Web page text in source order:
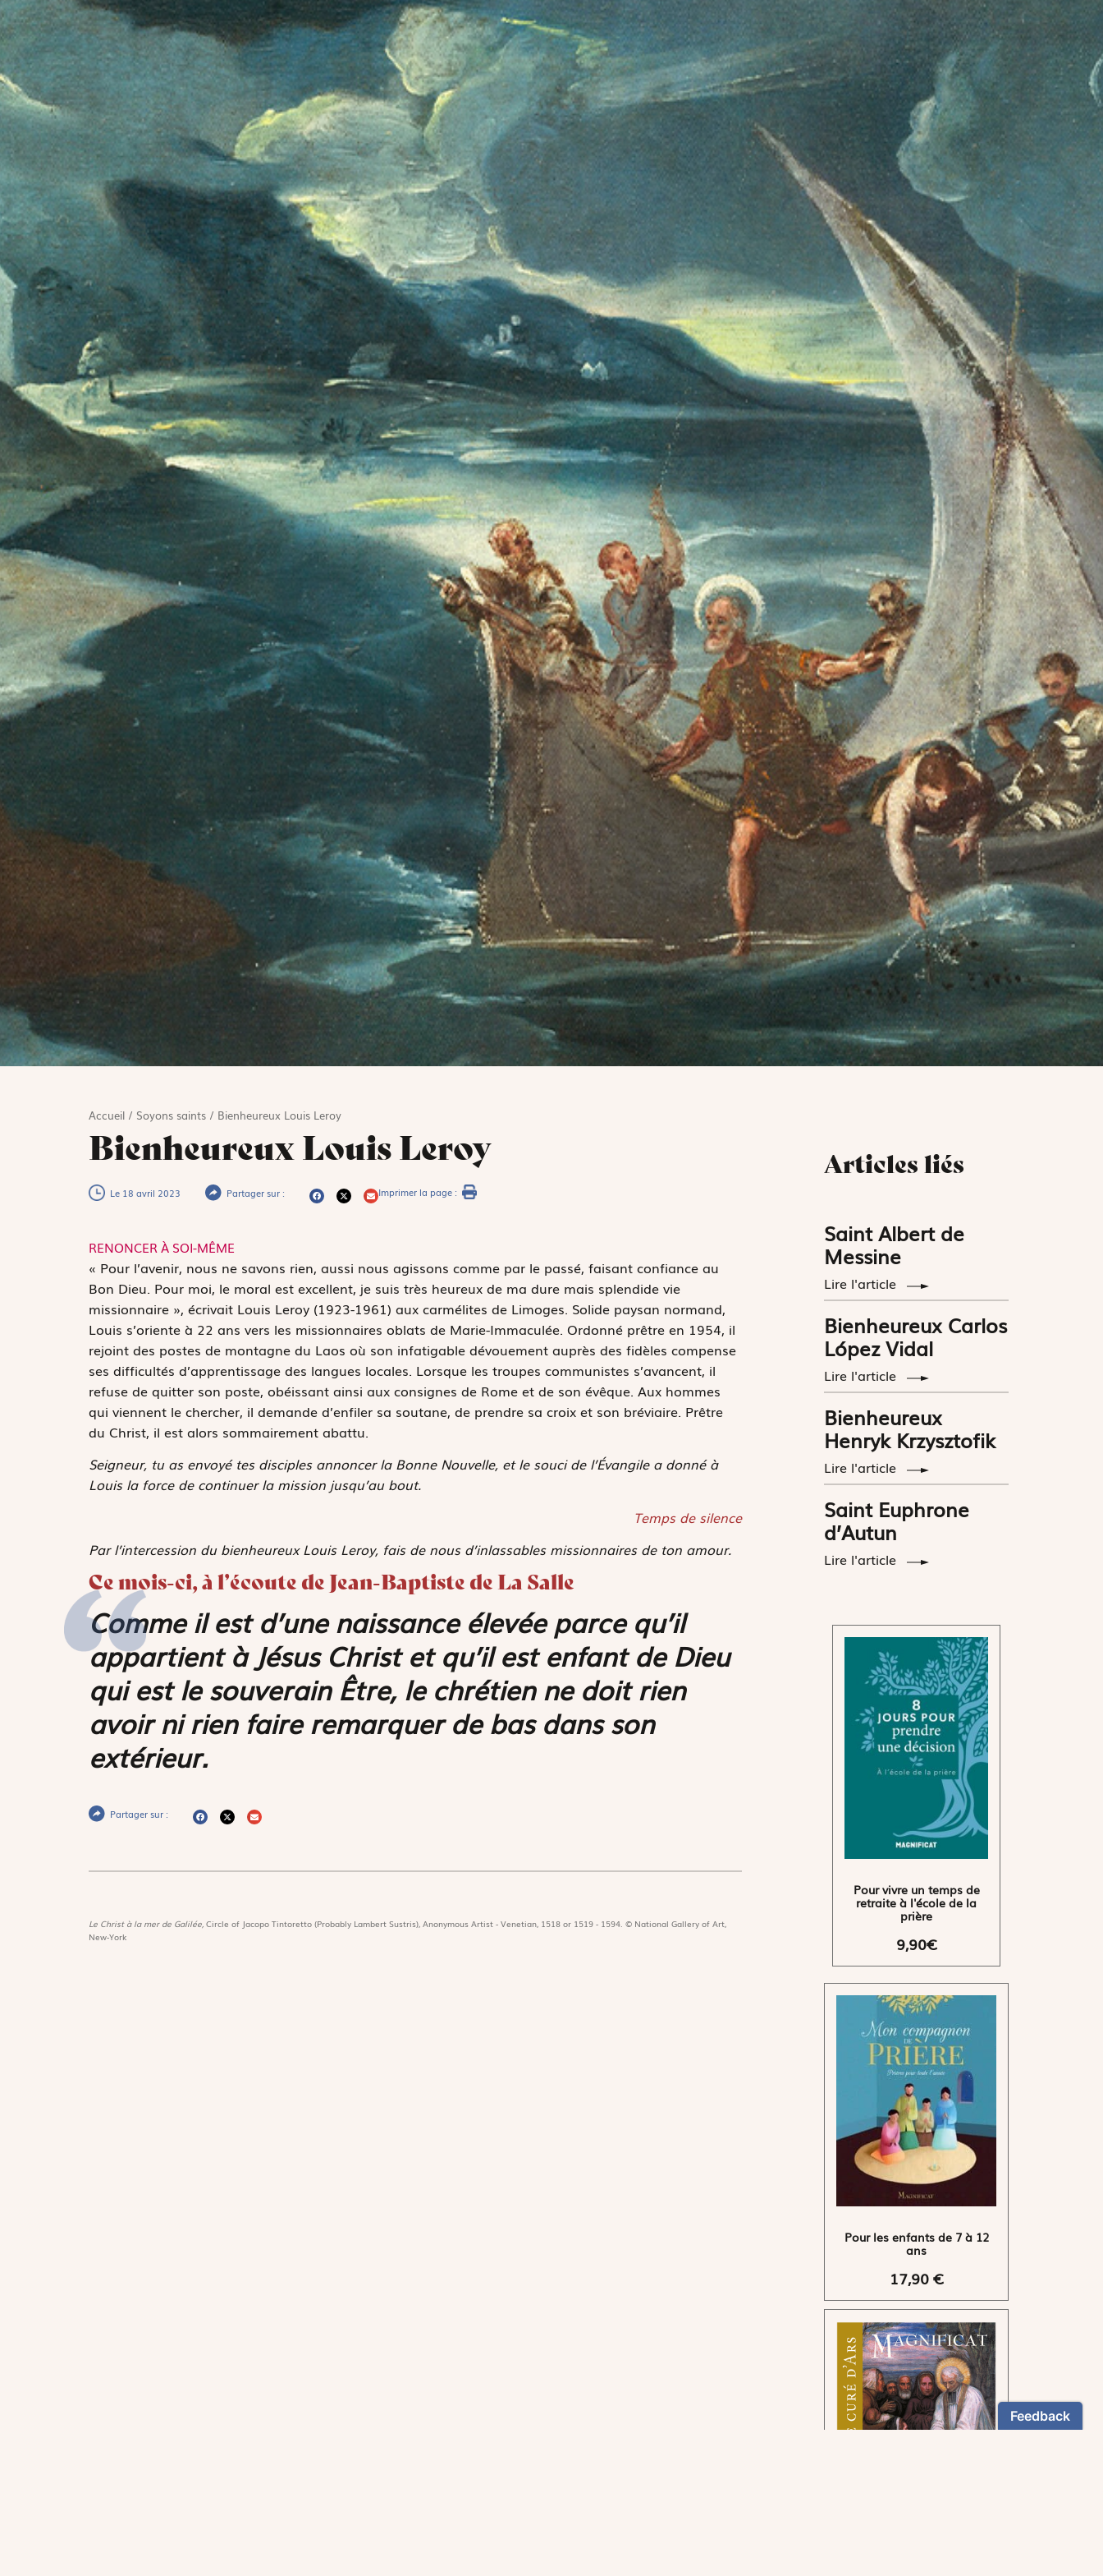
Accueil/ Soyons saints/ Bienheureux Louis Leroy
Bienheureux Louis Leroy
Le 18 avril 2023 Partager sur : Imprimer la page :
RENONCER À SOI-MÊME
« Pour l’avenir, nous ne savons rien, aussi nous agissons comme par le passé, faisant confiance au
Bon Dieu. Pour moi, le moral est excellent, je suis très heureux de ma dure mais splendide vie
missionnaire », écrivait Louis Leroy (1923-1961) aux carmélites de Limoges. Solide paysan normand,
Louis s’oriente à 22 ans vers les missionnaires oblats de Marie-Immaculée. Ordonné prêtre en 1954, il
rejoint des postes de montagne du Laos où son infatigable dévouement auprès des fidèles compense
ses difficultés d’apprentissage des langues locales. Lorsque les troupes communistes s’avancent, il
refuse de quitter son poste, obéissant ainsi aux consignes de Rome et de son évêque. Aux hommes
qui viennent le chercher, il demande d’enfiler sa soutane, de prendre sa croix et son bréviaire. Prêtre
du Christ, il est alors sommairement abattu.
Seigneur, tu as envoyé tes disciples annoncer la Bonne Nouvelle, et le souci de l’Évangile a donné à
Louis la force de continuer la mission jusqu’au bout.
Temps de silence
Par l’intercession du bienheureux Louis Leroy, fais de nous d’inlassables missionnaires de ton amour.
Ce mois-ci, à l’écoute de Jean-Baptiste de La Salle
Comme il est d’une naissance élevée parce qu’il
appartient à Jésus Christ et qu’il est enfant de Dieu
qui est le souverain Être, le chrétien ne doit rien
avoir ni rien faire remarquer de bas dans son
extérieur.
Partager sur :
Le Christ à la mer de Galilée, Circle of Jacopo Tintoretto (Probably Lambert Sustris), Anonymous Artist - Venetian, 1518 or 1519 - 1594. © National Gallery of Art,
New-York
Articles liés
Saint Albert de
Messine
Lire l'article
Bienheureux Carlos
López Vidal
Lire l'article
Bienheureux
Henryk Krzysztofik
Lire l'article
Saint Euphrone
d’Autun
Lire l'article
Pour vivre un temps de
retraite à l'école de la
prière
9,90€
Pour les enfants de 7 à 12
ans
17,90 €